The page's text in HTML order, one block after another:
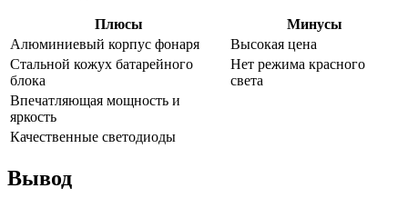
Плюсы
Минусы
Алюминиевый корпус фонаря
Высокая цена
Стальной кожух батарейного
блока
Нет режима красного
света
Впечатляющая мощность и
яркость
Качественные светодиоды
Вывод